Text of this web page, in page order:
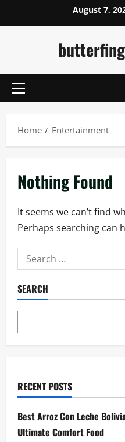
to
August 7,
Primary
Home Entertainment
Nothing Found
It seems we can’t find
Perhaps searching can
Search
for:
SEARCH
RECENT POSTS
Best Arroz Con Leche
Ultimate Comfort Food